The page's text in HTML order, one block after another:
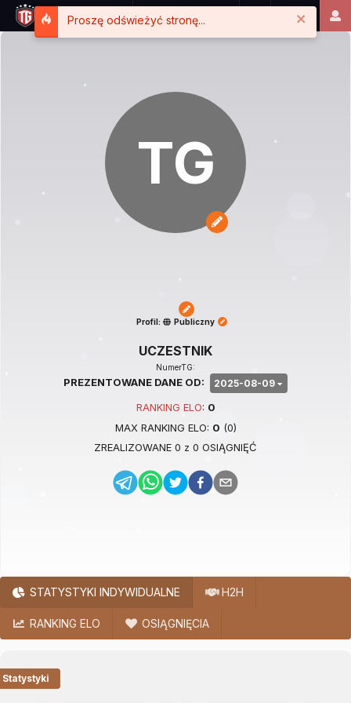
TG
Profil: Publiczny
UCZESTNIK
NumerTG:
PREZENTOWANE DANE OD: 2025-08-09
RANKING ELO: 0
MAX RANKING ELO: 0 (0)
ZREALIZOWANE 0 z 0 OSIĄGNIĘĆ
STATYSTYKI INDYWIDUALNE H2H
RANKING ELO OSIĄGNIĘCIA
Statystyki
Proszę odświeżyć stronę... Close